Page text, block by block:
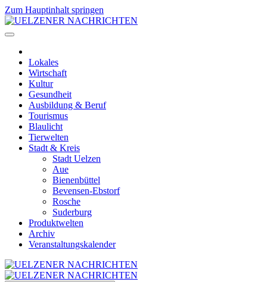
Zum Hauptinhalt springen
Lokales
Wirtschaft
Kultur
Gesundheit
Ausbildung & Beruf
Tourismus
Blaulicht
Tierwelten
Stadt & Kreis
Stadt Uelzen
Aue
Bienenbüttel
Bevensen-Ebstorf
Rosche
Suderburg
Produktwelten
Archiv
Veranstaltungskalender